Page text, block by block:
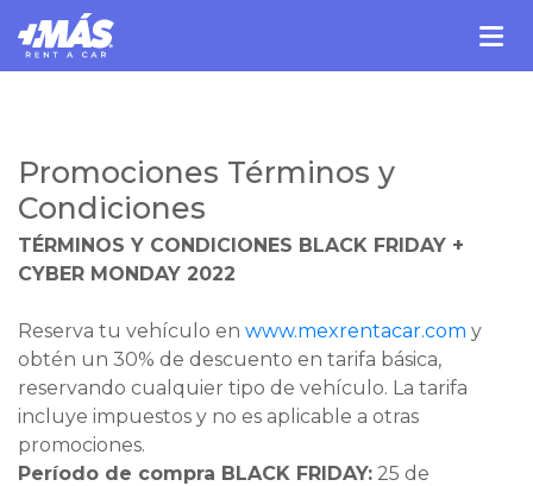
Promociones Términos y
Condiciones
TÉRMINOS Y CONDICIONES BLACK FRIDAY +
CYBER MONDAY 2022
Reserva tu vehículo en www.mexrentacar.com y
obtén un 30% de descuento en tarifa básica,
reservando cualquier tipo de vehículo. La tarifa
incluye impuestos y no es aplicable a otras
promociones.
Período de compra BLACK FRIDAY: 25 de